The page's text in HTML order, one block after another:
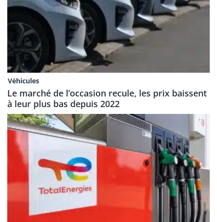
Véhicules
Le marché de l’occasion recule, les prix baissent
à leur plus bas depuis 2022